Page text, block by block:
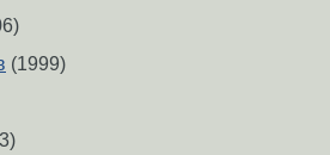
(1999)